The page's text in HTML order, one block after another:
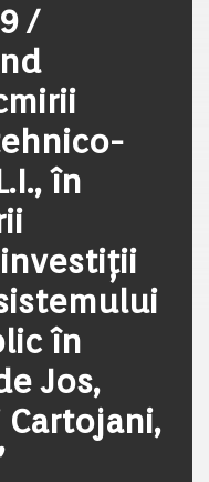
/
în
în
Jos,
Cartojani,